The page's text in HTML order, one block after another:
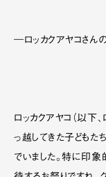
―ロッカクアヤコさん
ロッカクアヤコ（以下
っ越してきた子どもた
でいました。特に印象